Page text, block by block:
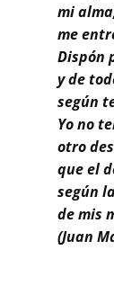
mi
me
Dispón
y de
según
Yo no
otro
que el
según
de mis
(Juan